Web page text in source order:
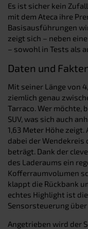
Es ist sicher kein
mit dem Ateca ihre
Basisausführungen
zeigt sich – neben
– sowohl in Tests als
Daten und
Mit seiner Länge von
ziemlich genau
Tarraco. Wer möchte,
SUV, was sich auch
1,63 Meter Höhe
dabei der Wendekreis
beträgt. Dank der
des Laderaums ein
Kofferraumvolumen
klappt die Rückbank
echtes Highlight ist
Sensorsteuerung
Angetrieben wird der